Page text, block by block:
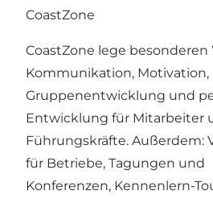
CoastZone
CoastZone lege besonderen
Kommunikation, Motivation,
Gruppenentwicklung und
Entwicklung für Mitarbeiter
Führungskräfte. Außerdem:
für Betriebe, Tagungen und
Konferenzen, Kennenlern-